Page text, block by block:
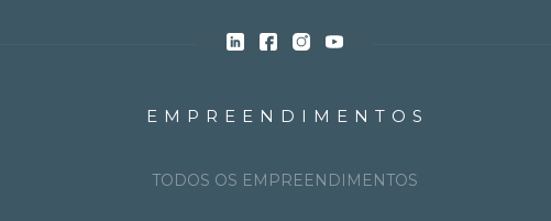
EMPREENDIMENTOS
TODOS OS EMPREENDIMENTOS